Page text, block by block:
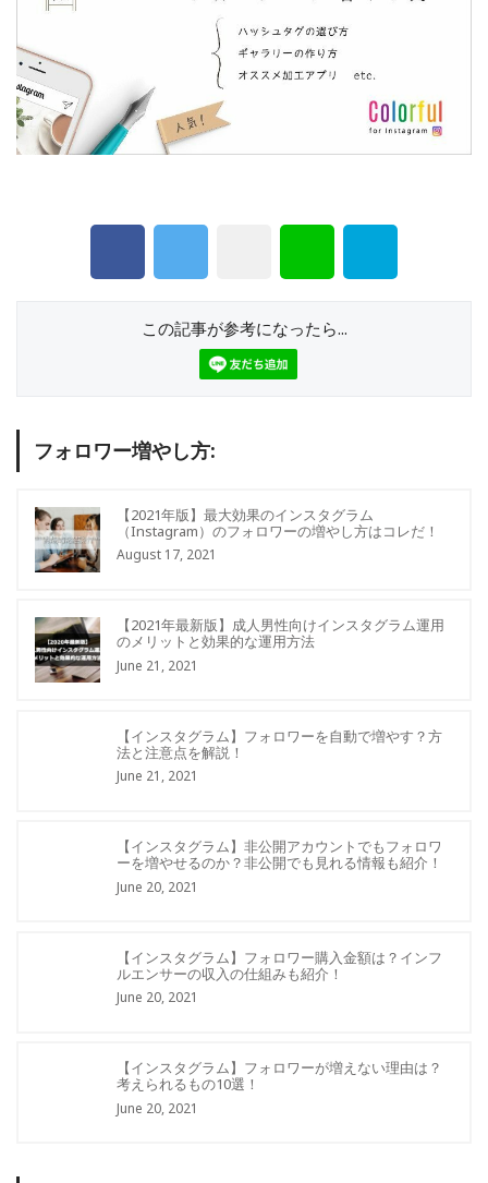
この記事が参考になったら...
フォロワー増やし方:
【2021年版】最大効果のインスタグラム
（Instagram）のフォロワーの増やし方はコレだ！
August 17, 2021
【2021年最新版】成人男性向けインスタグラム運用
のメリットと効果的な運用方法
June 21, 2021
【インスタグラム】フォロワーを自動で増やす？方
法と注意点を解説！
June 21, 2021
【インスタグラム】非公開アカウントでもフォロワ
ーを増やせるのか？非公開でも見れる情報も紹介！
June 20, 2021
【インスタグラム】フォロワー購入金額は？インフ
ルエンサーの収入の仕組みも紹介！
June 20, 2021
【インスタグラム】フォロワーが増えない理由は？
考えられるもの10選！
June 20, 2021